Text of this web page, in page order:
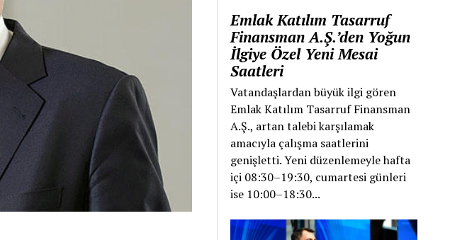
Emlak Katılım Tasarruf
Finansman A.Ş.’den Yoğun
İlgiye Özel Yeni Mesai
Saatleri
Vatandaşlardan büyük ilgi gören
Emlak Katılım Tasarruf Finansman
A.Ş., artan talebi karşılamak
amacıyla çalışma saatlerini
genişletti. Yeni düzenlemeyle hafta
içi 08:30–19:30, cumartesi günleri
ise 10:00–18:30...